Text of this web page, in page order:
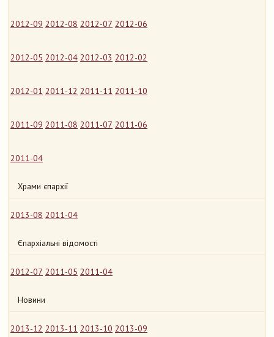
2012-09 2012-08 2012-07 2012-06
2012-05 2012-04 2012-03 2012-02
2012-01 2011-12 2011-11 2011-10
2011-09 2011-08 2011-07 2011-06
2011-04
Храми єпархії
2013-08 2011-04
Єпархіальні відомості
2012-07 2011-05 2011-04
Новини
2013-12 2013-11 2013-10 2013-09